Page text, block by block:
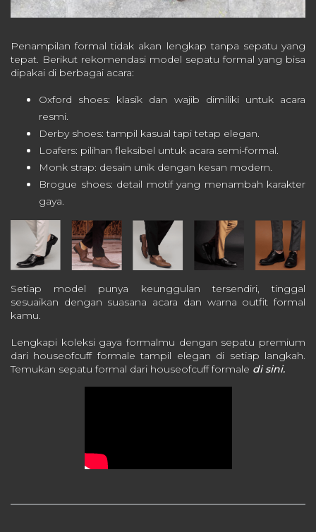
Penampilan formal tidak akan lengkap tanpa sepatu yang
tepat. Berikut rekomendasi model sepatu formal yang bisa
dipakai di berbagai acara:
Oxford shoes: klasik dan wajib dimiliki untuk acara
resmi.
Derby shoes: tampil kasual tapi tetap elegan.
Loafers: pilihan fleksibel untuk acara semi-formal.
Monk strap: desain unik dengan kesan modern.
Brogue shoes: detail motif yang menambah karakter
gaya.
Setiap model punya keunggulan tersendiri, tinggal
sesuaikan dengan suasana acara dan warna outfit formal
kamu.
Lengkapi koleksi gaya formalmu dengan sepatu premium
dari houseofcuff formale tampil elegan di setiap langkah.
Temukan sepatu formal dari houseofcuff formale di sini.